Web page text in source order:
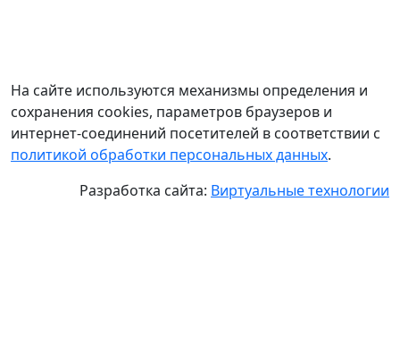
На сайте используются механизмы определения и
сохранения cookies, параметров браузеров и
интернет-соединений посетителей в соответствии с
политикой обработки персональных данных.
Разработка сайта: Виртуальные технологии